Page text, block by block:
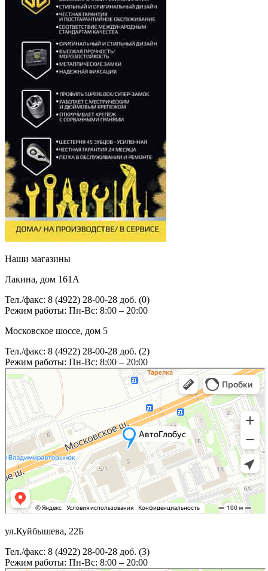
Наши магазины
Лакина, дом 161А
Тел./факс: 8 (4922) 28-00-28 доб. (0)
Режим работы: Пн-Вс: 8:00 – 20:00
Московское шоссе, дом 5
Тел./факс: 8 (4922) 28-00-28 доб. (2)
Режим работы: Пн-Вс: 8:00 – 20:00
ул.Куйбышева, 22Б
Тел./факс: 8 (4922) 28-00-28 доб. (3)
Режим работы: Пн-Вс: 8:00 – 20:00